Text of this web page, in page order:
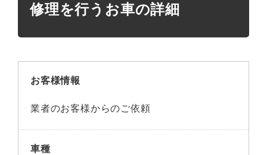
修理を行うお車の詳細
お客様情報
業者のお客様からのご依頼
車種